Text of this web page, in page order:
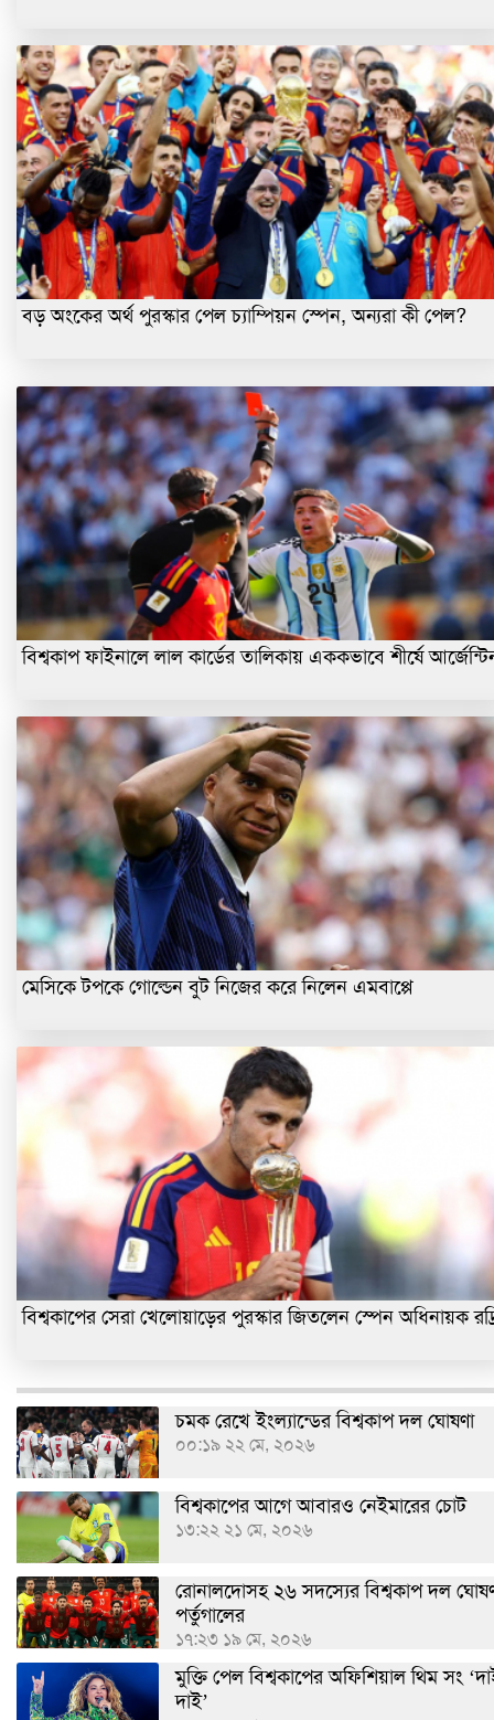
বড় অংকের অর্থ পুরস্কার পেল চ্যাম্পিয়ন স্পেন, অন্যরা কী পেল?
বিশ্বকাপ ফাইনালে লাল কার্ডের তালিকায় এককভাবে শীর্ষে
মেসিকে টপকে গোল্ডেন বুট নিজের করে নিলেন এমবাপ্পে
বিশ্বকাপের সেরা খেলোয়াড়ের পুরস্কার জিতলেন স্পেন অধিনায়ক
চমক রেখে ইংল্যান্ডের বিশ্বকাপ দল ঘোষণা
০০:১৯ ২২ মে, ২০২৬
বিশ্বকাপের আগে আবারও নেইমারের চোট
১৩:২২ ২১ মে, ২০২৬
রোনালদোসহ ২৬ সদস্যের বিশ্বকাপ দল
পর্তুগালের
১৭:২৩ ১৯ মে, ২০২৬
মুক্তি পেল বিশ্বকাপের অফিশিয়াল থিম সং
দাই’